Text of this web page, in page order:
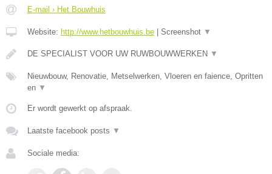
E-mail › Het Bouwhuis
Website: http://www.hetbouwhuis.be | Screenshot ▼
DE SPECIALIST VOOR UW RUWBOUWWERKEN ▼
Nieuwbouw, Renovatie, Metselwerken, Vloeren en faience, Opritten
en ▼
Er wordt gewerkt op afspraak.
Laatste facebook posts ▼
Sociale media: